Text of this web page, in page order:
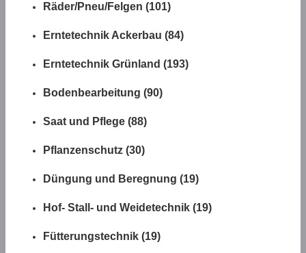
Räder/Pneu/Felgen (101)
Erntetechnik Ackerbau (84)
Erntetechnik Grünland (193)
Bodenbearbeitung (90)
Saat und Pflege (88)
Pflanzenschutz (30)
Düngung und Beregnung (19)
Hof- Stall- und Weidetechnik (19)
Fütterungstechnik (19)